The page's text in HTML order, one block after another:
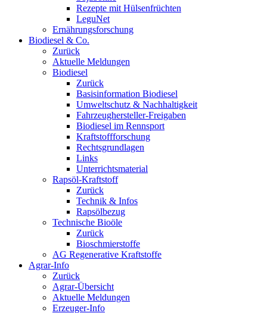
Rezepte mit Hülsenfrüchten
LeguNet
Ernährungsforschung
Biodiesel & Co.
Zurück
Aktuelle Meldungen
Biodiesel
Zurück
Basisinformation Biodiesel
Umweltschutz & Nachhaltigkeit
Fahrzeughersteller-Freigaben
Biodiesel im Rennsport
Kraftstoffforschung
Rechtsgrundlagen
Links
Unterrichtsmaterial
Rapsöl-Kraftstoff
Zurück
Technik & Infos
Rapsölbezug
Technische Bioöle
Zurück
Bioschmierstoffe
AG Regenerative Kraftstoffe
Agrar-Info
Zurück
Agrar-Übersicht
Aktuelle Meldungen
Erzeuger-Info